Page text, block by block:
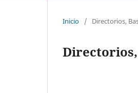
Inicio / Directorios,
Directorios,